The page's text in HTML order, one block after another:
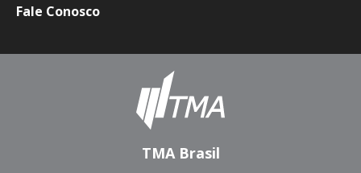
Fale Conosco
TMA Brasil